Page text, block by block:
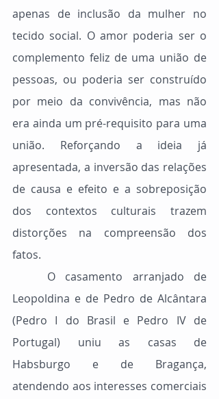
apenas de inclusão da mulher no
tecido social. O amor poderia ser o
complemento feliz de uma união de
pessoas, ou poderia ser construído
por meio da convivência, mas não
era ainda um pré-requisito para uma
união. Reforçando a ideia já
apresentada, a inversão das relações
de causa e efeito e a sobreposição
dos contextos culturais trazem
distorções na compreensão dos
fatos.
Leopoldina e de Pedro de Alcântara
(Pedro I do Brasil e Pedro IV de
Portugal) uniu as casas de
Habsburgo e de Bragança,
atendendo aos interesses comerciais